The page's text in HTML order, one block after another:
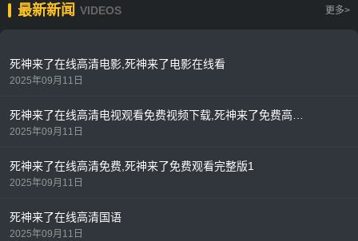
最新新闻 VIDEOS 更多>
死神来了在线高清电影,死神来了电影在线看
2025年09月11日
2025年09月11日
死神来了在线高清免费,死神来了免费观看完整版1
2025年09月11日
死神来了在线高清国语
2025年09月11日